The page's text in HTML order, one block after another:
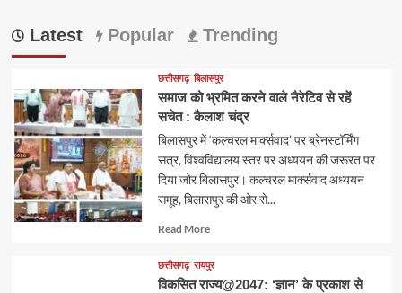
Latest Popular Trending
छत्तीसगढ़ बिलासपुर
समाज को भ्रमित करने वाले नैरेटिव से रहें
सचेत : कैलाश चंद्र
बिलासपुर में ‘कल्चरल मार्क्सवाद’ पर ब्रेनस्टॉर्मिंग
सत्र, विश्वविद्यालय स्तर पर अध्ययन की जरूरत पर
दिया जोर बिलासपुर। कल्चरल मार्क्सवाद अध्ययन
समूह, बिलासपुर की ओर से...
Read MoreRead
about
छत्तीसगढ़ रायपुर
विकसित राज्य@2047: ‘ज्ञान’ के प्रकाश से